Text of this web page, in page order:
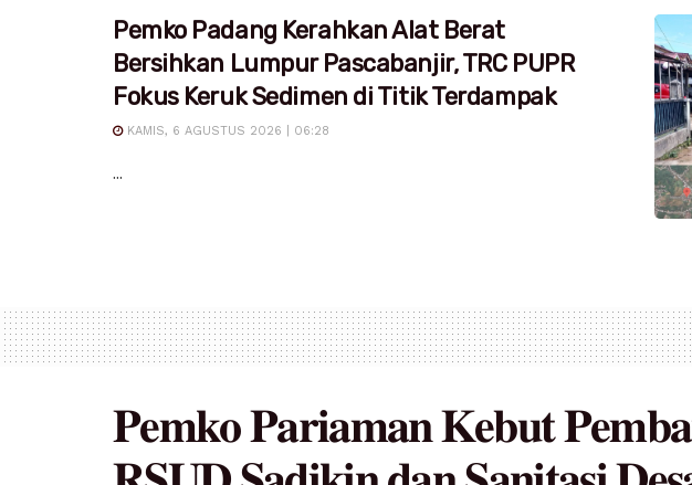
Pemko Padang Kerahkan Alat Berat
Bersihkan Lumpur Pascabanjir, TRC PUPR
Fokus Keruk Sedimen di Titik Terdampak
KAMIS, 6 AGUSTUS 2026 | 06:28
...
𝐏𝐞𝐦𝐤𝐨 𝐏𝐚𝐫𝐢𝐚𝐦𝐚𝐧 𝐊𝐞𝐛𝐮𝐭